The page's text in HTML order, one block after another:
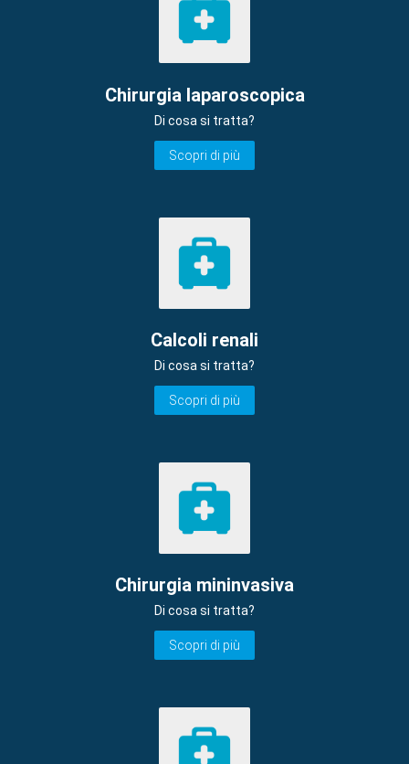
Chirurgia laparoscopica
Di cosa si tratta?
Scopri di più
Calcoli renali
Di cosa si tratta?
Scopri di più
Chirurgia mininvasiva
Di cosa si tratta?
Scopri di più